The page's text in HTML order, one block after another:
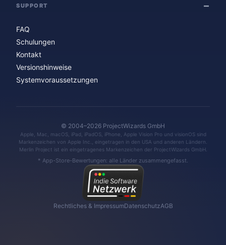
SUPPORT
FAQ
Schulungen
Kontakt
Versionshinweise
Systemvoraussetzungen
© 2004–2026 ProjectWizards GmbH
Apple, Mac, macOS, iPad, iPadOS, iPhone, Apple Vision Pro und visionOS sind
Markenzeichen von Apple Inc., eingetragen in den USA und anderen Ländern.
Merlin Project ist ein eingetragenes Markenzeichen der ProjectWizards GmbH.
* App-Store-Bewertungen: alle Länder zusammengefasst.
Rechtliches & ImpressumDatenschutzAGB